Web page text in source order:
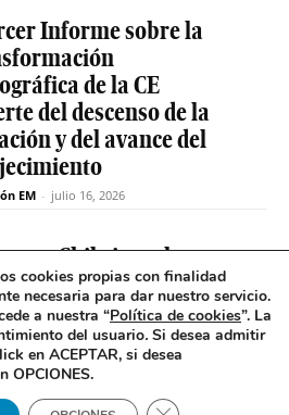
Informe sobre la
de la CE
del descenso de la
y del avance del
EM - julio 16, 2026
y Chile impulsan un
conjunto para
la brecha digital de
mayores
DIGITAL Redacción EM
cookies propias con finalidad
necesaria para dar nuestro servicio.
a nuestra “Política de cookies”. La
del usuario. Si desea admitir
en ACEPTAR, si desea
OPCIONES.
Cerrar el banner